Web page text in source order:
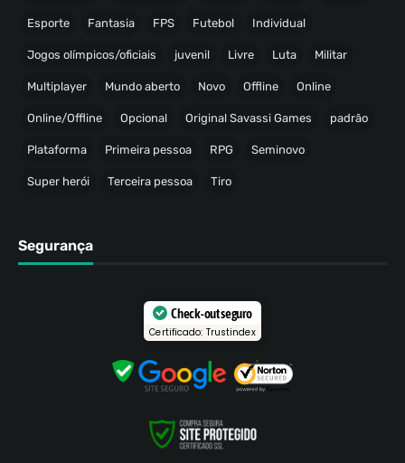
Esporte Fantasia FPS Futebol Individual
Jogos olímpicos/oficiais juvenil Livre Luta Militar
Multiplayer Mundo aberto Novo Offline Online
Online/Offline Opcional Original Savassi Games padrão
Plataforma Primeira pessoa RPG Seminovo
Super herói Terceira pessoa Tiro
Segurança
Check-out seguro
Certificado: Trustindex